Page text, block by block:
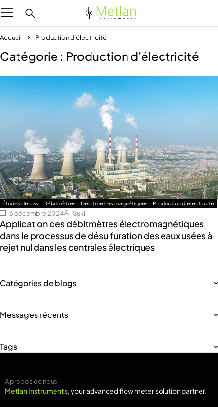
Accueil Production d'électricité
Catégorie : Production d'électricité
Études de cas Débitmètres Débitmètres magnétiques Production d'électricité
6 décembre 2024 Suki
Application des débitmètres électromagnétiques
dans le processus de désulfuration des eaux usées à
rejet nul dans les centrales électriques
Catégories de blogs
Messages récents
Tags
A propos de nous
Metlan Instruments, your advanced flow meter solution partner.